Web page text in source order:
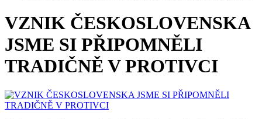
VZNIK ČESKOSLOVENSKA
JSME SI PŘIPOMNĚLI
TRADIČNĚ V PROTIVCI